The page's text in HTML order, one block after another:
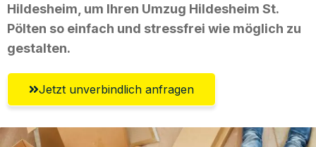
Hildesheim, um Ihren Umzug Hildesheim St.
Pölten so einfach und stressfrei wie möglich zu
gestalten.
Jetzt unverbindlich anfragen